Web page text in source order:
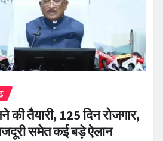
की तैयारी, 125 दिन रोजगार,
समेत कई बड़े ऐलान